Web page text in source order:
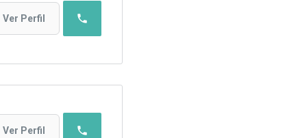
Ver Perfil phone
Ver Perfil phone